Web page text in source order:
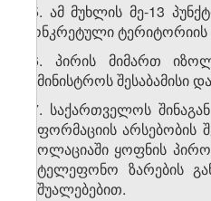
15. ამ მუხლის მე-13
კონკრეტული
16. პირის მიმართ
სამინისტროს შესაბამისი
17. საქართველოს
ინფორმაციის
იზოლაციაში ყოფნის
სატელეფონო ზარების
საშუალებებით.